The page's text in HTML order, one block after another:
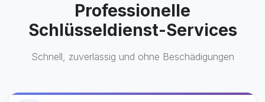
Professionelle
Schlüsseldienst-Services
Schnell, zuverlässig und ohne Beschädigungen